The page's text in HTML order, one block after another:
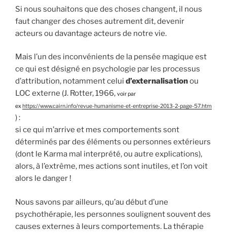
Si nous souhaitons que des choses changent, il nous
faut changer des choses autrement dit, devenir
acteurs ou davantage acteurs de notre vie.
Mais l’un des inconvénients de la pensée magique est
ce qui est désigné en psychologie par les processus
d’attribution, notamment celui d’externalisationou
LOC externe (J. Rotter, 1966, voir par
ex https://www.cairn.info/revue-humanisme-et-entreprise-2013-2-page-57.htm
) :
si ce qui m’arrive et mes comportements sont
déterminés par des éléments ou personnes extérieurs
(dont le Karma mal interprété, ou autre explications),
alors, à l’extrême, mes actions sont inutiles, et l’on voit
alors le danger !
Nous savons par ailleurs, qu’au début d’une
psychothérapie, les personnes soulignent souvent des
causes externes à leurs comportements. La thérapie